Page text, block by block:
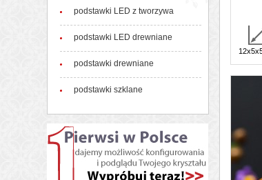
podstawki LED z tworzywa
podstawki LED drewniane
podstawki drewniane
podstawki szklane